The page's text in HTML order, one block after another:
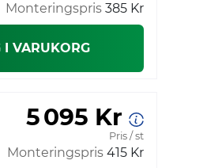
Monteringspris 385 Kr
I VARUKORG
5 095 Kr
Pris / st
Monteringspris 415 Kr